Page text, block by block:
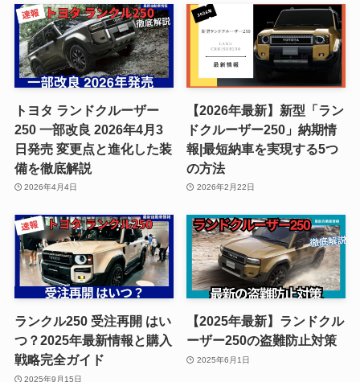
トヨタ ランドクルーザー
250 一部改良 2026年4月3
日発売 変更点と進化した装
備を徹底解説
2026年4月4日
【2026年最新】新型「ラン
ドクルーザー250」納期情
報|最短納車を実現する5つ
の方法
2026年2月22日
ランクル250 受注再開 はい
つ？2025年最新情報と購入
戦略完全ガイド
2025年9月15日
【2025年最新】ランドクル
ーザー250の盗難防止対策
2025年6月1日